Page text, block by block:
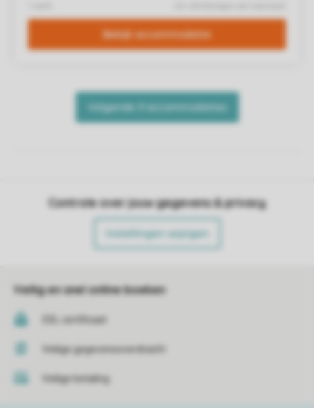
Controle over jouw gegevens & privacy
Instellingen wijzigen
Veilig en snel online boeken
SSL certificaat
Veilige gegevensoverdracht
Veilige betaling